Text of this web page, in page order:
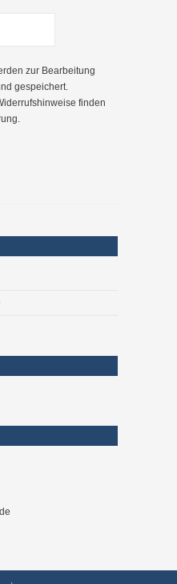
zur Bearbeitung
gespeichert.
finden
.